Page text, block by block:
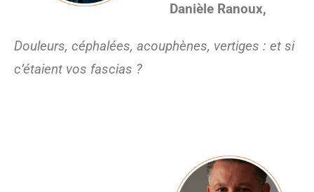
Danièle Ranoux,
Douleurs, céphalées, acouphènes, vertiges : et si
c’étaient vos fascias ?